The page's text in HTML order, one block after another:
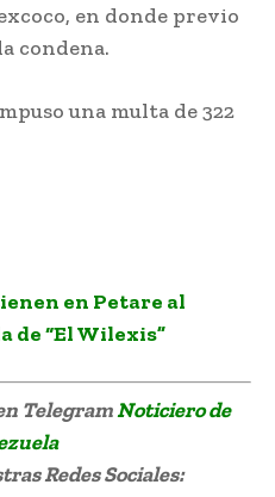
en donde previo
condena.
una multa de 322
en Petare al
de “El Wilexis”
TelegramNoticiero de
Redes Sociales: